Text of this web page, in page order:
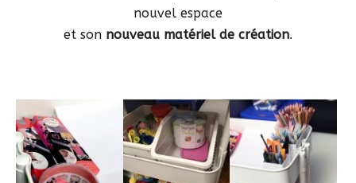
nouvel espace
et son nouveau matériel de création.